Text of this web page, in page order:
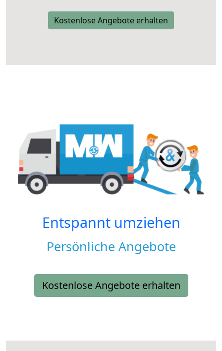
Kostenlose Angebote erhalten
Entspannt umziehen
Persönliche Angebote
Kostenlose Angebote erhalten